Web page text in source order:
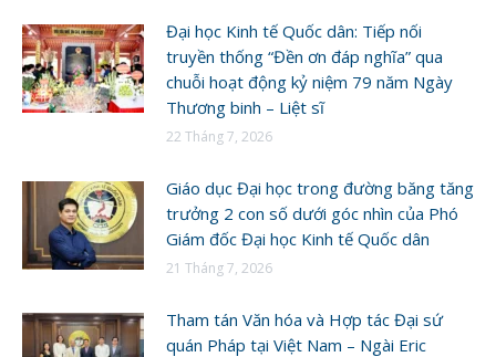
Đại học Kinh tế Quốc dân: Tiếp nối
truyền thống “Đền ơn đáp nghĩa” qua
chuỗi hoạt động kỷ niệm 79 năm Ngày
Thương binh – Liệt sĩ
22 Tháng 7, 2026
Giáo dục Đại học trong đường băng tăng
trưởng 2 con số dưới góc nhìn của Phó
Giám đốc Đại học Kinh tế Quốc dân
21 Tháng 7, 2026
Tham tán Văn hóa và Hợp tác Đại sứ
quán Pháp tại Việt Nam – Ngài Eric